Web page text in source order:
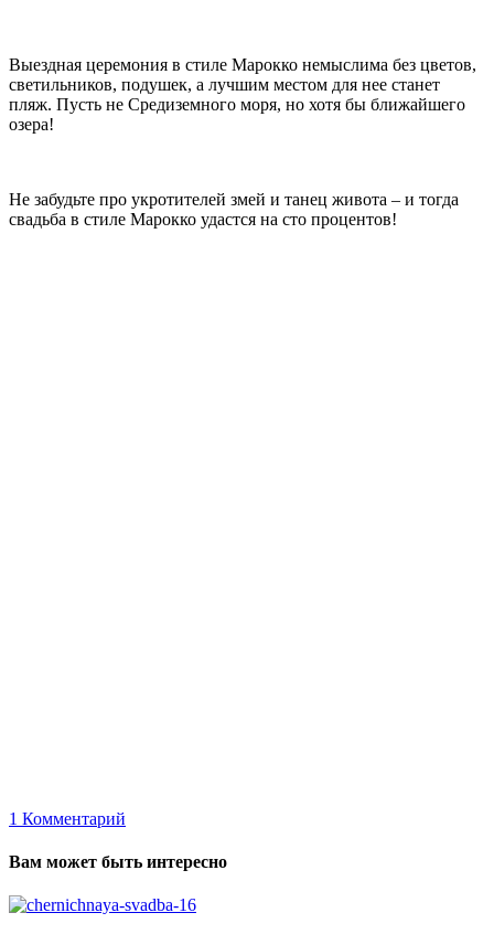
Выездная церемония в стиле Марокко немыслима без цветов,
светильников, подушек, а лучшим местом для нее станет
пляж. Пусть не Средиземного моря, но хотя бы ближайшего
озера!
Не забудьте про укротителей змей и танец живота – и тогда
свадьба в стиле Марокко удастся на сто процентов!
1 Комментарий
Вам может быть интересно